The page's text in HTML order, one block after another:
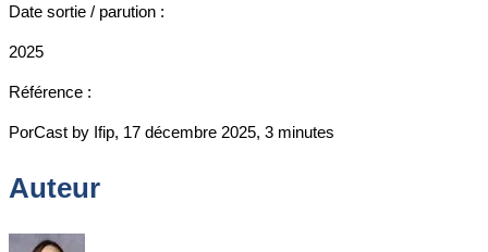
Date sortie / parution :
2025
Référence :
PorCast by Ifip, 17 décembre 2025, 3 minutes
Auteur